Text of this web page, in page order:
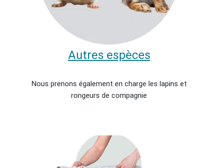
Autres espèces
Nous prenons également en charge les lapins et
rongeurs de compagnie